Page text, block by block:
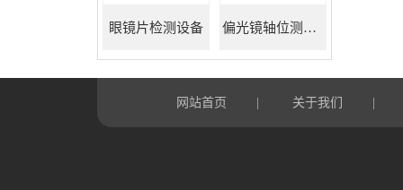
眼镜片检测设备 偏光镜轴位测试仪
网站首页 关于我们